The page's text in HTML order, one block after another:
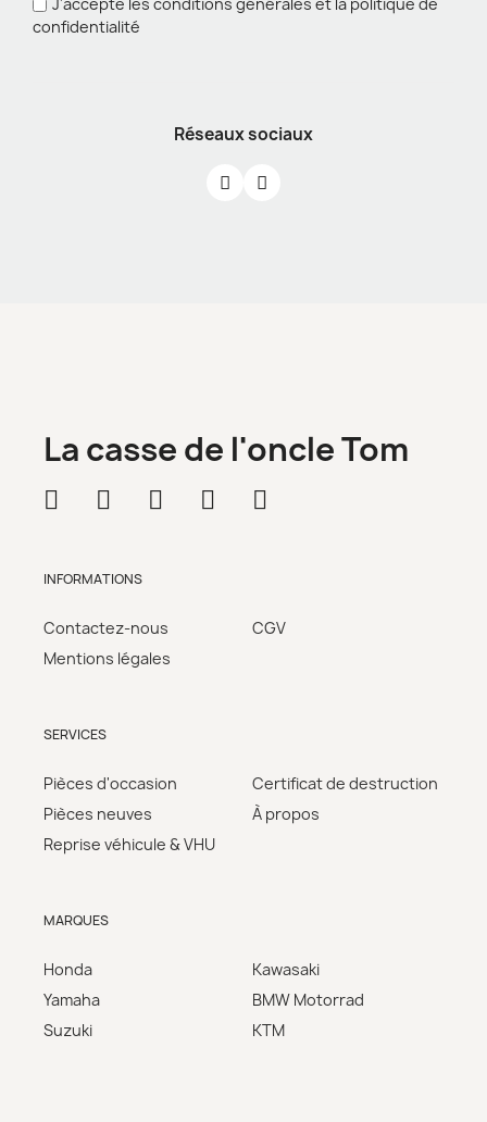
confidentialité
Réseaux sociaux
La casse de l'oncle Tom
INFORMATIONS
Contactez-nous
Mentions légales
CGV
SERVICES
Pièces d'occasion
Pièces neuves
Reprise véhicule & VHU
Certificat de destruction
À propos
MARQUES
Honda
Yamaha
Suzuki
Kawasaki
BMW Motorrad
KTM